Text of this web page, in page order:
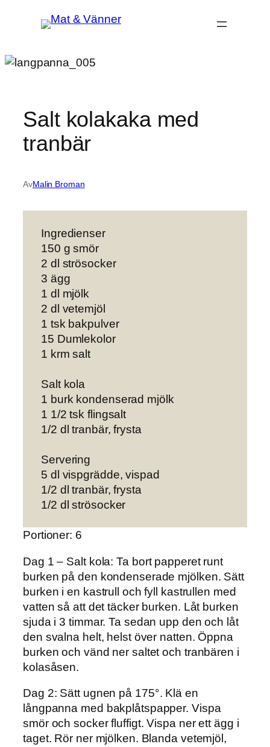
Salt kolakaka med
tranbär
AvMalin Broman
Ingredienser
150 g smör
2 dl strösocker
3 ägg
1 dl mjölk
2 dl vetemjöl
1 tsk bakpulver
15 Dumlekolor
1 krm salt
Salt kola
1 burk kondenserad mjölk
1 1/2 tsk flingsalt
1/2 dl tranbär, frysta
Servering
5 dl vispgrädde, vispad
1/2 dl tranbär, frysta
1/2 dl strösocker
Portioner: 6
Dag 1 – Salt kola:Ta bort papperet runt
burken på den kondenserade mjölken. Sätt
burken i en kastrull och fyll kastrullen med
vatten så att det täcker burken. Låt burken
sjuda i 3 timmar. Ta sedan upp den och låt
den svalna helt, helst över natten. Öppna
burken och vänd ner saltet och tranbären i
kolasåsen.
Dag 2: Sätt ugnen på 175°. Klä en
långpanna med bakplåtspapper. Vispa
smör och socker fluffigt. Vispa ner ett ägg i
taget. Rör ner mjölken. Blanda vetemjöl,